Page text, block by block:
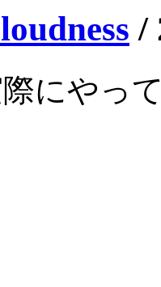
/
にやっ